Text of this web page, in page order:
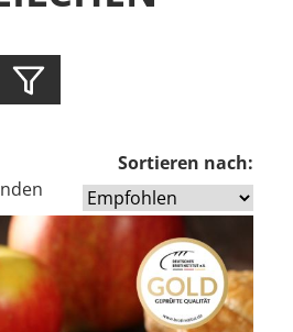
Sortieren nach: